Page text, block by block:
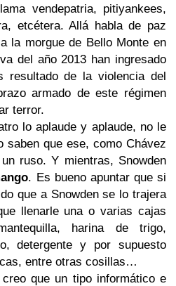
vendepatria, pitiyankees,
etcétera. Allá habla de paz
la morgue de Bello Monte en
del año 2013 han ingresado
resultado de la violencia del
armado de este régimen
terror.
lo aplaude y aplaude, no le
saben que ese, como Chávez
ruso. Y mientras, Snowden
. Es bueno apuntar que si
que a Snowden se lo trajera
llenarle una o varias cajas
harina de trigo,
detergente y por supuesto
entre otras cosillas…
que un tipo informático e